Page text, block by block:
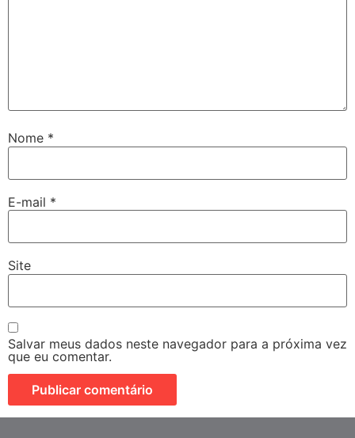
Nome *
E-mail *
Site
Salvar meus dados neste navegador para a próxima vez
que eu comentar.